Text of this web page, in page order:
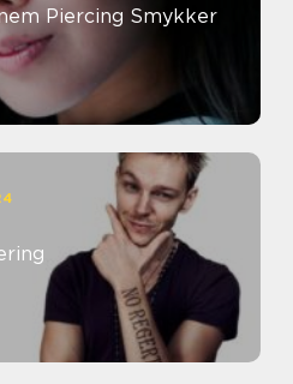
Piercing Smykker